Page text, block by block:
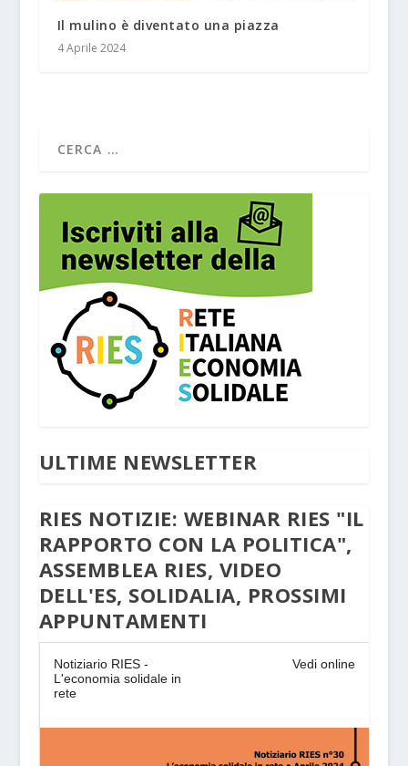
Il mulino è diventato una piazza
4 Aprile 2024
ULTIME NEWSLETTER
RIES NOTIZIE: WEBINAR RIES "IL
RAPPORTO CON LA POLITICA",
ASSEMBLEA RIES, VIDEO
DELL'ES, SOLIDALIA, PROSSIMI
APPUNTAMENTI